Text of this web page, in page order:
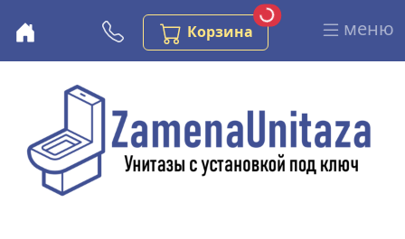
Перейти к основному содержанию
Бесплатная консультация
Корзина
Загрузка...
Заказов в корзине
меню